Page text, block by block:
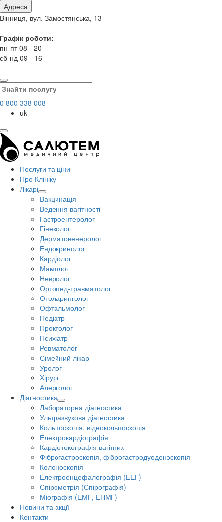
Адреса
Вінниця, вул. Замостянська, 13
Графік роботи:
пн-пт 08 - 20
сб-нд 09 - 16
0 800 338 008
uk
Послуги та ціни
Про Клініку
Лікарі
Вакцинація
Ведення вагітності
Гастроентеролог
Гінеколог
Дерматовенеролог
Ендокринолог
Кардіолог
Мамолог
Невролог
Ортопед-травматолог
Отоларинголог
Офтальмолог
Педіатр
Проктолог
Психіатр
Ревматолог
Сімейний лікар
Уролог
Хірург
Алерголог
Діагностика
Лабораторна діагностика
Ультразвукова діагностика
Кольпоскопія, відеокольпоскопія
Електрокардіографія
Кардіотокографія вагітних
Фіброгастроскопія, фіброгастродуоденоскопія
Колоноскопія
Електроенцефалографія (ЕЕГ)
Спірометрія (Спірографія)
Міографія (ЕМГ, ЕНМГ)
Новини та акції
Контакти